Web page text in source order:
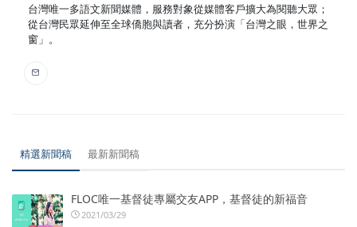
台灣唯一多語文新聞媒體，服務對象從媒體客戶擴大為閱聽大眾；
從台灣民眾延伸至全球僑胞與讀者，充分扮演「台灣之眼，世界之
窗」。
精選新聞稿 最新新聞稿
FLOC唯一基督徒專屬交友APP，基督徒的新福音
2021/03/29